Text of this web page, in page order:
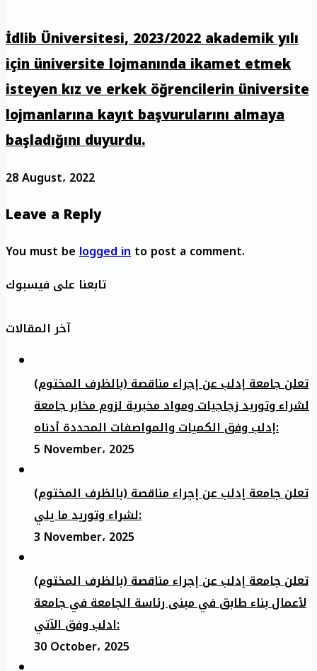
İdlib Üniversitesi, 2023/2022 akademik yılı
için üniversite lojmanında ikamet etmek
isteyen kız ve erkek öğrencilerin üniversite
lojmanlarına kayıt başvurularını almaya
başladığını duyurdu.
28 August، 2022
Leave a Reply
You must belogged into post a comment.
تابعنا على فيسبوك
آخر المقالات
تعلن جامعة إدلب عن إجراء مناقصة (بالظرف المختوم)
لشراء وتوريد زجاجيات ومواد مخبرية لزوم مخابر جامعة
إدلب وفق الكميات والمواصفات المحددة أدناه:
5 November، 2025
تعلن جامعة إدلب عن إجراء مناقصة (بالظرف المختوم)
لشراء وتوريد ما يلي:
3 November، 2025
تعلن جامعة إدلب عن إجراء مناقصة (بالظرف المختوم)
لأعمال بناء طابق في مبنى رئاسة الجامعة في جامعة
ادلب وفق الآتي:
30 October، 2025